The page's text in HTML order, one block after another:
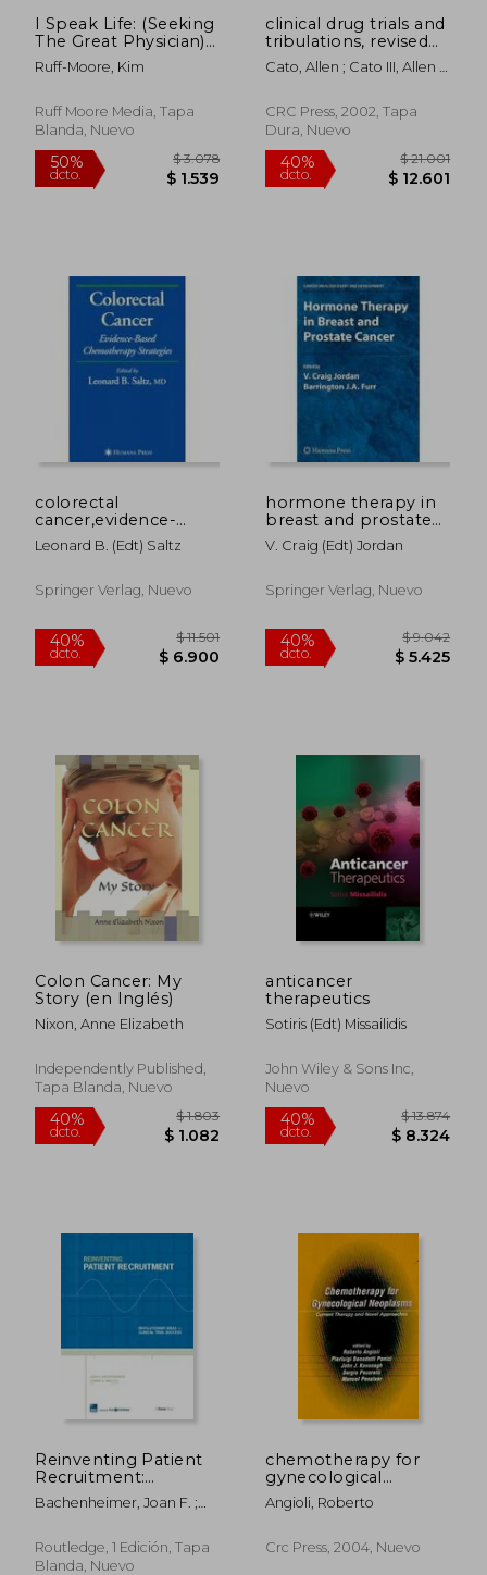
I Speak Life: (Seeking
The Great Physician)
(en Inglés)
Ruff-Moore, Kim
Ruff Moore Media, Tapa
Blanda, Nuevo
50%
dcto.
clinical drug trials and
tribulations, revised
and expanded (en
Inglés)
Cato, Allen ; Cato III, Allen ;
CRC Press, 2002, Tapa
Dura, Nuevo
40%
dcto.
colorectal
cancer,evidence-
based chemotherapy
strategies
Leonard B. (edt) Saltz
Springer Verlag, Nuevo
40%
dcto. $ 6.900
hormone therapy in
breast and prostate
cancer
V. Craig (edt) Jordan
Springer Verlag, Nuevo
40%
dcto.
Colon Cancer: My
Story (en Inglés)
Nixon, Anne Elizabeth
Independently Published,
Tapa Blanda, Nuevo
40%
anticancer
therapeutics
Sotiris (edt) Missailidis
John Wiley & Sons Inc,
Nuevo
40%
Reinventing Patient
Recruitment:
Revolutionary Ideas
for Clinical Trial
Bachenheimer, Joan F. ;
Routledge, 1 Edición, Tapa
Blanda, Nuevo
chemotherapy for
gynecological
neoplasms: current
therapy and novel
Inglés)
Angioli, Roberto
Crc Press, 2004, Nuevo